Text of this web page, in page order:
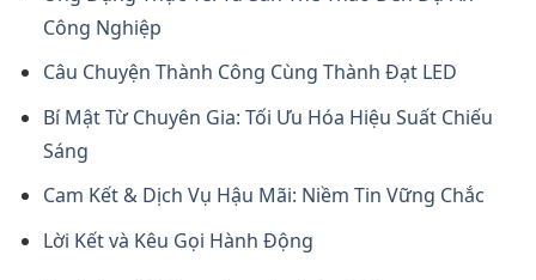
Công Nghiệp
Câu Chuyện Thành Công Cùng Thành Đạt LED
Bí Mật Từ Chuyên Gia: Tối Ưu Hóa Hiệu Suất Chiếu
Sáng
Cam Kết & Dịch Vụ Hậu Mãi: Niềm Tin Vững Chắc
Lời Kết và Kêu Gọi Hành Động